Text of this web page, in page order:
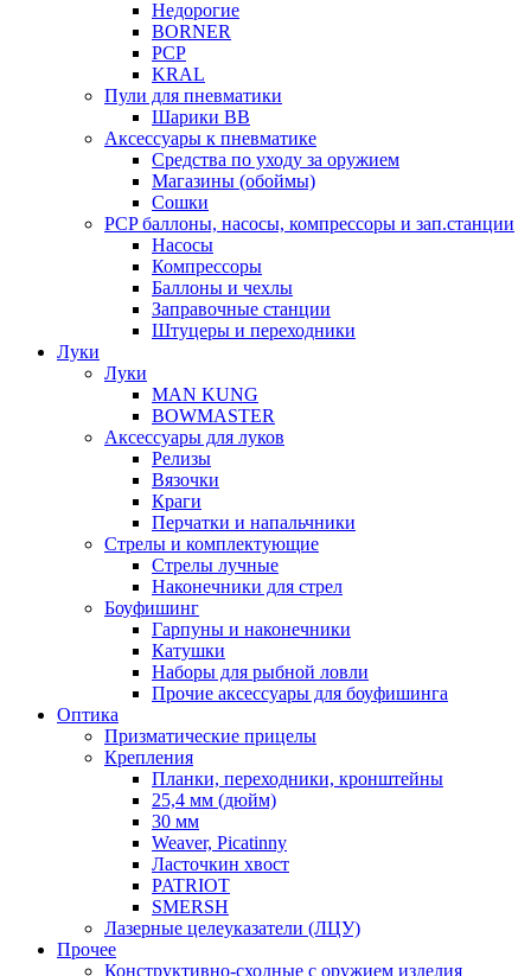
Недорогие
BORNER
PCP
KRAL
Пули для пневматики
Шарики BB
Аксессуары к пневматике
Средства по уходу за оружием
Магазины (обоймы)
Сошки
PCP баллоны, насосы, компрессоры и зап.станции
Насосы
Компрессоры
Баллоны и чехлы
Заправочные станции
Штуцеры и переходники
Луки
Луки
MAN KUNG
BOWMASTER
Аксессуары для луков
Релизы
Вязочки
Краги
Перчатки и напальчники
Стрелы и комплектующие
Стрелы лучные
Наконечники для стрел
Боуфишинг
Гарпуны и наконечники
Катушки
Наборы для рыбной ловли
Прочие аксессуары для боуфишинга
Оптика
Призматические прицелы
Крепления
Планки, переходники, кронштейны
25,4 мм (дюйм)
30 мм
Weaver, Picatinny
Ласточкин хвост
PATRIOT
SMERSH
Лазерные целеуказатели (ЛЦУ)
Прочее
Конструктивно-сходные с оружием изделия